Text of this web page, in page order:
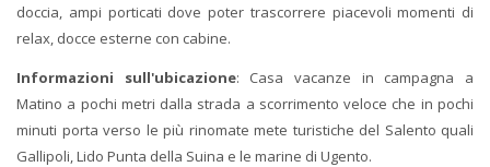
doccia, ampi porticati dove poter trascorrere piacevoli momenti di
relax, docce esterne con cabine.
Informazioni sull'ubicazione: Casa vacanze in campagna a
Matino a pochi metri dalla strada a scorrimento veloce che in pochi
minuti porta verso le più rinomate mete turistiche del Salento quali
Gallipoli, Lido Punta della Suina e le marine di Ugento.